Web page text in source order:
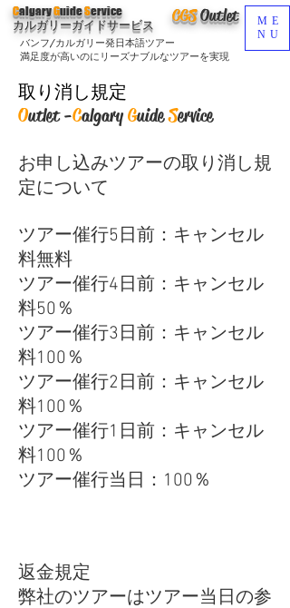
CGSOutlet
バンフ/カルガリー発日本語ツアー
満足度が高いのにリーズナブルなツアーを実現
CalgaryGuideService
カルガリーガイドサービス
ME
NU
取り消し規定
Outlet -CalgaryGuideService
お申し込みツアーの取り消し規
定について
ツアー催行5日前：キャンセル
料無料
ツアー催行4日前：キャンセル
料50％
ツアー催行3日前：キャンセル
料100％
ツアー催行2日前：キャンセル
料100％
​ツアー催行1日前：キャンセル
料100％
ツアー催行当日：100％
返金規定
​弊社のツアーはツアー当日の参